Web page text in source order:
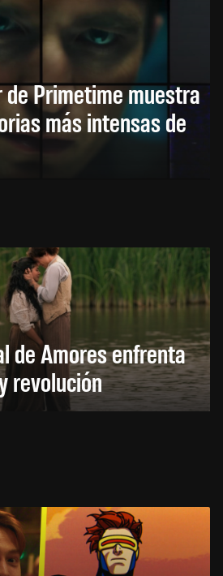
Primetime muestra
más intensas de
de Amores enfrenta
revolución